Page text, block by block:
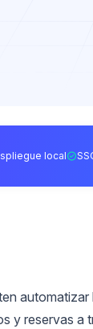
local
y reservas a